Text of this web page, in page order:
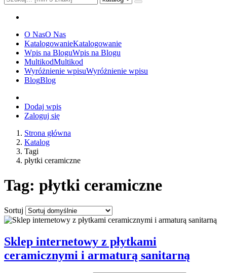
O NasO Nas
KatalogowanieKatalogowanie
Wpis na BloguWpis na Blogu
MultikodMultikod
Wyróżnienie wpisuWyróżnienie wpisu
BlogBlog
Dodaj wpis
Zaloguj się
Strona główna
Katalog
Tagi
płytki ceramiczne
Tag: płytki ceramiczne
Sortuj
Sklep internetowy z płytkami
ceramicznymi i armaturą sanitarną